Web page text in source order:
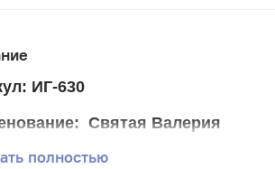
ИГ-630
Святая Валерия
ткани 15*20 см.
полностью